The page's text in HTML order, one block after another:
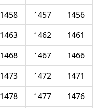
1456
1457
1458
1461
1462
1463
1466
1467
1468
1471
1472
1473
1476
1477
1478